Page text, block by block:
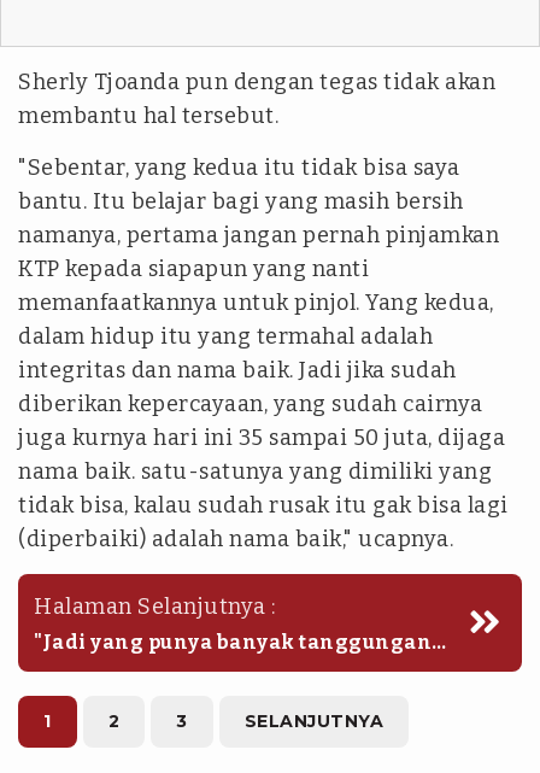
Sherly Tjoanda pun dengan tegas tidak akan
membantu hal tersebut.
"Sebentar, yang kedua itu tidak bisa saya
bantu. Itu belajar bagi yang masih bersih
namanya, pertama jangan pernah pinjamkan
KTP kepada siapapun yang nanti
memanfaatkannya untuk pinjol. Yang kedua,
dalam hidup itu yang termahal adalah
integritas dan nama baik. Jadi jika sudah
diberikan kepercayaan, yang sudah cairnya
juga kurnya hari ini 35 sampai 50 juta, dijaga
nama baik. satu-satunya yang dimiliki yang
tidak bisa, kalau sudah rusak itu gak bisa lagi
(diperbaiki) adalah nama baik," ucapnya.
Halaman Selanjutnya :
"Jadi yang punya banyak tanggungan
belum bisa kami bantu. Yang namanya
masih bersih dijaga untuk tetap
bersih," jelas Sherly.
1 2 3 SELANJUTNYA